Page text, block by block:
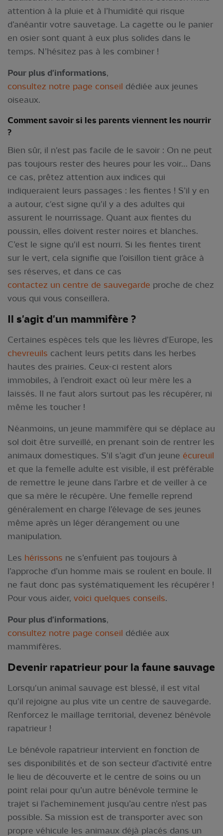
attention à la pluie et à l’humidité qui risque
d’anéantir votre sauvetage. La cagette ou le panier
en osier sont quant à eux plus solides dans le
temps. N’hésitez pas à les combiner !
Pour plus d'informations,
consultez notre page conseil dédiée aux jeunes
oiseaux.
Comment savoir si les parents viennent les nourrir
?
Bien sûr, il n'est pas facile de le savoir : On ne peut
pas toujours rester des heures pour les voir… Dans
ce cas, prêtez attention aux indices qui
indiqueraient leurs passages : les fientes ! S’il y en
a autour, c'est signe qu'il y a des adultes qui
assurent le nourrissage. Quant aux fientes du
poussin, elles doivent rester noires et blanches.
C’est le signe qu'il est nourri. Si les fientes tirent
sur le vert, cela signifie que l’oisillon tient grâce à
ses réserves, et dans ce cas
contactez un centre de sauvegarde proche de chez
vous qui vous conseillera.
Il s'agit d'un mammifère ?
Certaines espèces tels que les lièvres d’Europe, les
chevreuils cachent leurs petits dans les herbes
hautes des prairies. Ceux-ci restent alors
immobiles, à l’endroit exact où leur mère les a
laissés. Il ne faut alors surtout pas les récupérer, ni
même les toucher !
Néanmoins, un jeune mammifère qui se déplace au
sol doit être surveillé, en prenant soin de rentrer les
animaux domestiques. S’il s’agit d’un jeune écureuil
et que la femelle adulte est visible, il est préférable
de remettre le jeune dans l’arbre et de veiller à ce
que sa mère le récupère. Une femelle reprend
généralement en charge l’élevage de ses jeunes
même après un léger dérangement ou une
manipulation.
Les hérissons ne s’enfuient pas toujours à
l’approche d’un homme mais se roulent en boule. Il
ne faut donc pas systématiquement les récupérer !
Pour vous aider, voici quelques conseils.
Pour plus d'informations,
consultez notre page conseil dédiée aux
mammifères.
Devenir rapatrieur pour la faune sauvage
Lorsqu'un animal sauvage est blessé, il est vital
qu'il rejoigne au plus vite un centre de sauvegarde.
Renforcez le maillage territorial, devenez bénévole
rapatrieur !
Le bénévole rapatrieur intervient en fonction de
ses disponibilités et de son secteur d’activité entre
le lieu de découverte et le centre de soins ou un
point relai pour qu’un autre bénévole termine le
trajet si l’acheminement jusqu’au centre n’est pas
possible. Sa mission est de transporter avec son
propre véhicule les animaux déjà placés dans un